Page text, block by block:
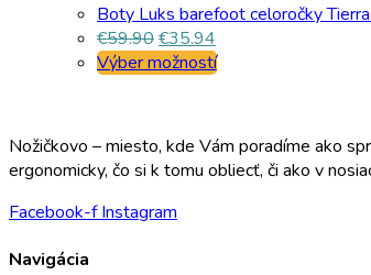
Boty Luks barefoot celoročky
€59.90€35.94
Výber možností
Nožičkovo – miesto, kde Vám poradíme ako
ergonomicky, čo si k tomu obliecť, či ako v
Facebook-f Instagram
Navigácia